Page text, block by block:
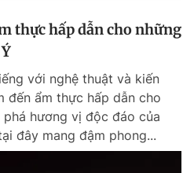
thực hấp dẫn cho những
với nghệ thuật và kiến
đến ẩm thực hấp dẫn cho
hương vị độc đáo của
đây mang đậm phong...